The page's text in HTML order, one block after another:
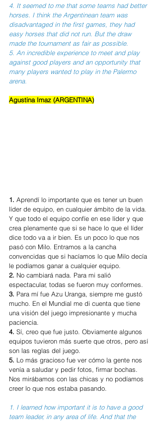
4. It seemed to me that some teams had better
horses. I think the Argentinean team was
disadvantaged in the first games, they had
easy horses that did not run. But the draw
made the tournament as fair as possible.
5. An incredible experience to meet and play
against good players and an opportunity that
many players wanted to play in the Palermo
arena.
Agustina Imaz (ARGENTINA)
1. Aprendí lo importante que es tener un buen
líder de equipo, en cualquier ámbito de la vida.
Y que todo el equipo confíe en ese líder y que
crea plenamente que si se hace lo que el líder
dice todo va a ir bien. Es un poco lo que nos
pasó con Milo. Entramos a la cancha
convencidas que si hacíamos lo que Milo decía
le podíamos ganar a cualquier equipo.
2. No cambiará nada. Para mi salió
espectacular, todas se fueron muy conformes.
3. Para mí fue Azu Uranga, siempre me gustó
mucho. En el Mundial me di cuenta que tiene
una visión del juego impresionante y mucha
paciencia.
4. Sí, creo que fue justo. Obviamente algunos
equipos tuvieron más suerte que otros, pero así
son las reglas del juego.
5. Lo más gracioso fue ver cómo la gente nos
venía a saludar y pedir fotos, firmar bochas.
Nos mirábamos con las chicas y no podíamos
creer lo que nos estaba pasando.
1. I learned how important it is to have a good
team leader, in any area of life. And that the